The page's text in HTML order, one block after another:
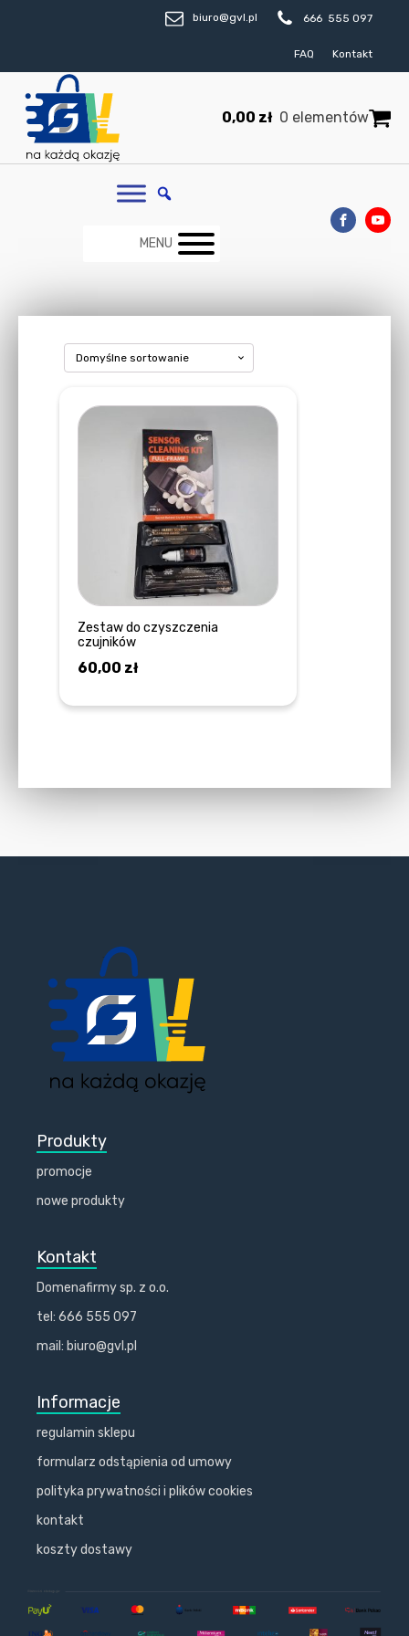
biuro@gvl.pl 666 555 097
FAQ Kontakt
0,00 zł 0 elementów
MENU
Zestaw do czyszczenia
czujników
60,00 zł
Produkty
promocje
nowe produkty
Kontakt
Domenafirmy sp. z o.o.
tel: 666 555 097
mail: biuro@gvl.pl
Informacje
regulamin sklepu
formularz odstąpienia od umowy
polityka prywatności i plików cookies
kontakt
koszty dostawy